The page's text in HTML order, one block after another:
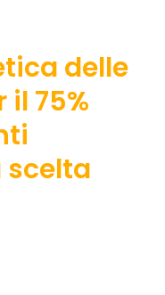
delle
75%
scelta